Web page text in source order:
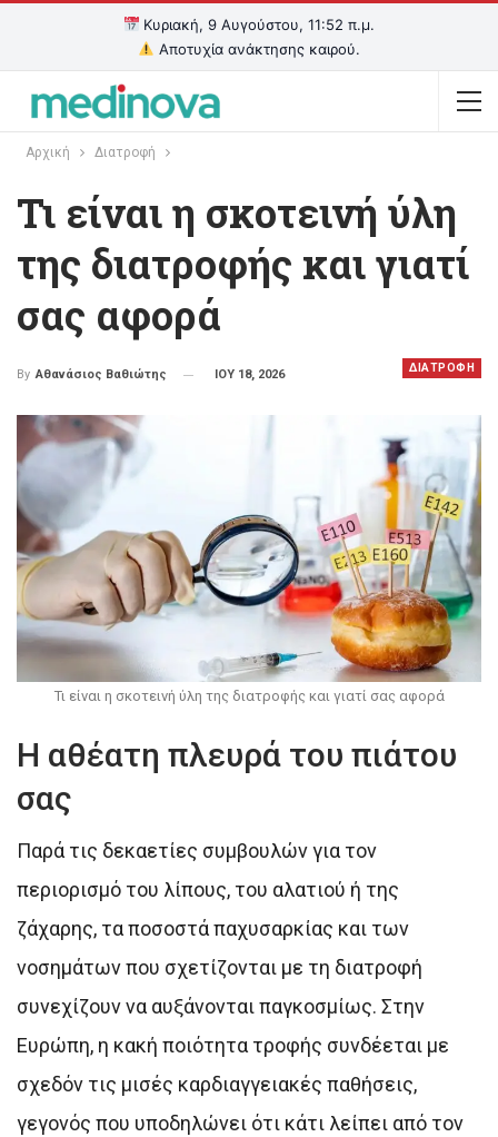
Κυριακή, 9 Αυγούστου, 11:52 π.μ.
Αποτυχία ανάκτησης καιρού.
Αρχική Διατροφή
Τι είναι η σκοτεινή ύλη
της διατροφής και γιατί
σας αφορά
ΔΙΑΤΡΟΦΗ
By Αθανάσιος Βαθιώτης ΙΟΥ 18, 2026
Τι είναι η σκοτεινή ύλη της διατροφής και γιατί σας αφορά
Η αθέατη πλευρά του πιάτου
σας
Παρά τις δεκαετίες συμβουλών για τον
περιορισμό του λίπους, του αλατιού ή της
ζάχαρης, τα ποσοστά παχυσαρκίας και των
νοσημάτων που σχετίζονται με τη διατροφή
συνεχίζουν να αυξάνονται παγκοσμίως. Στην
Ευρώπη, η κακή ποιότητα τροφής συνδέεται με
σχεδόν τις μισές καρδιαγγειακές παθήσεις,
γεγονός που υποδηλώνει ότι κάτι λείπει από τον